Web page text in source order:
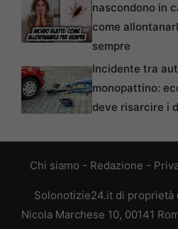
nascondono in
come
sempre
Incidente tra
monopattino:
deve risarcire i
Chi siamo - Redazione -
Solonotizie24.it di proprietà
Nicola Marchese 10, 00141